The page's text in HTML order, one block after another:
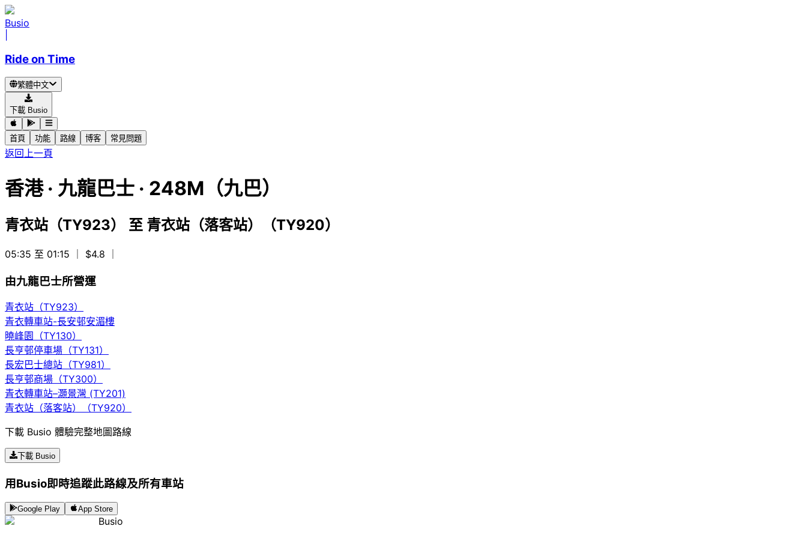
Busio
Ride on Time
繁體中文
下載 Busio
首頁 功能 路線 博客 常見問題
返回上一頁
香港· 九龍巴士 · 248M（九巴）
青衣站（TY923） 至 青衣站（落客站）（TY920）
05:35 至 01:15 ｜ $4.8
由九龍巴士所營運
青衣站（TY923）
青衣轉車站-長安邨安湄樓
曉峰園（TY130）
長亨邨停車場（TY131）
長宏巴士總站（TY981）
長亨邨商場（TY300）
青衣轉車站–灝景灣 (TY201)
青衣站（落客站）（TY920）
下載 Busio 體驗完整地圖路線
下載 Busio
用Busio即時追蹤此路線及所有車站
Google Play App Store
Busio